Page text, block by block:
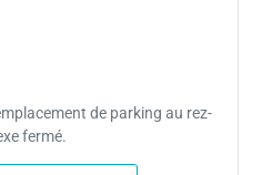
de parking au rez-
fermé.